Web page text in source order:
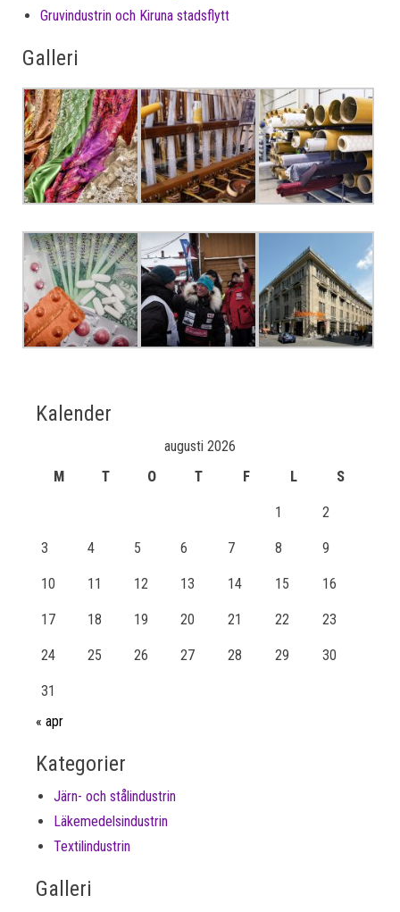
Gruvindustrin och Kiruna stadsflytt
Galleri
Kalender
augusti 2026
M
T O T F L S
1 2
3 4 5 6 7 8 9
10 11 12 13 14 15 16
17 18 19 20 21 22 23
24 25 26 27 28 29 30
31
« apr
Kategorier
Järn- och stålindustrin
Läkemedelsindustrin
Textilindustrin
Galleri